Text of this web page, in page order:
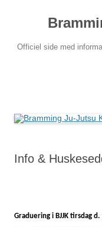
Officiel side med
Info &
Graduering i BJJK tirsdag